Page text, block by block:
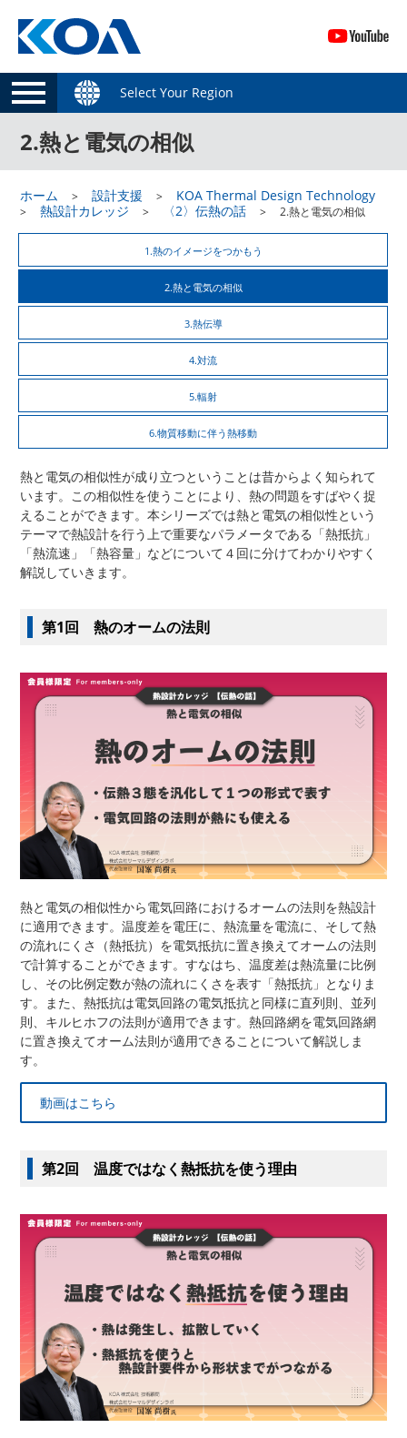
Select Your Region
2.熱と電気の相似
ホーム 設計支援
KOA Thermal Design Technology
熱設計カレッジ
〈2〉伝熱の話 2.熱と電気の相似
1.熱のイメージをつかもう
2.熱と電気の相似
3.熱伝導
4.対流
5.輻射
6.物質移動に伴う熱移動
熱と電気の相似性が成り立つということは昔からよく知られて
います。この相似性を使うことにより、熱の問題をすばやく捉
えることができます。本シリーズでは熱と電気の相似性という
テーマで熱設計を行う上で重要なパラメータである「熱抵抗」
「熱流速」「熱容量」などについて４回に分けてわかりやすく
解説していきます。
第1回 熱のオームの法則
熱と電気の相似性から電気回路におけるオームの法則を熱設計
に適用できます。温度差を電圧に、熱流量を電流に、そして熱
の流れにくさ（熱抵抗）を電気抵抗に置き換えてオームの法則
で計算することができます。すなはち、温度差は熱流量に比例
し、その比例定数が熱の流れにくさを表す「熱抵抗」となりま
す。また、熱抵抗は電気回路の電気抵抗と同様に直列則、並列
則、キルヒホフの法則が適用できます。熱回路網を電気回路網
に置き換えてオーム法則が適用できることについて解説しま
す。
動画はこちら
第2回 温度ではなく熱抵抗を使う理由